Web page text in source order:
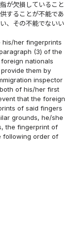
が欠損していること
することが不能であ
、その不能でないい
his/her fingerprints
(3) of the
nationals
them by
inspector
of his/her first
that the foreign
of said fingers
grounds, he/she
the fingerprint of
following order of